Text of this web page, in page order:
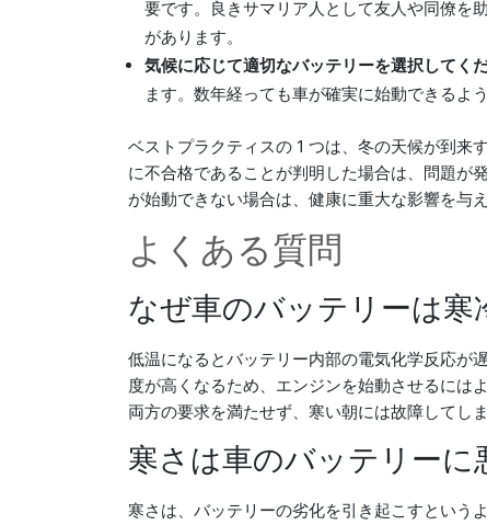
要です。良きサマリア人として友人や同僚を
があります。
気候に応じて適切なバッテリーを選択してく
ます。数年経っても車が確実に始動できるよ
ベストプラクティスの 1 つは、冬の天候が到来
に不合格であることが判明した場合は、問題が
が始動できない場合は、健康に重大な影響を与
よくある質問
なぜ車のバッテリーは寒
低温になるとバッテリー内部の電気化学反応が
度が高くなるため、エンジンを始動させるには
両方の要求を満たせず、寒い朝には故障してし
寒さは車のバッテリーに
寒さは、バッテリーの劣化を引き起こすという